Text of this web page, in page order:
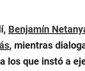
Benjamín
, mientras
los que instó a